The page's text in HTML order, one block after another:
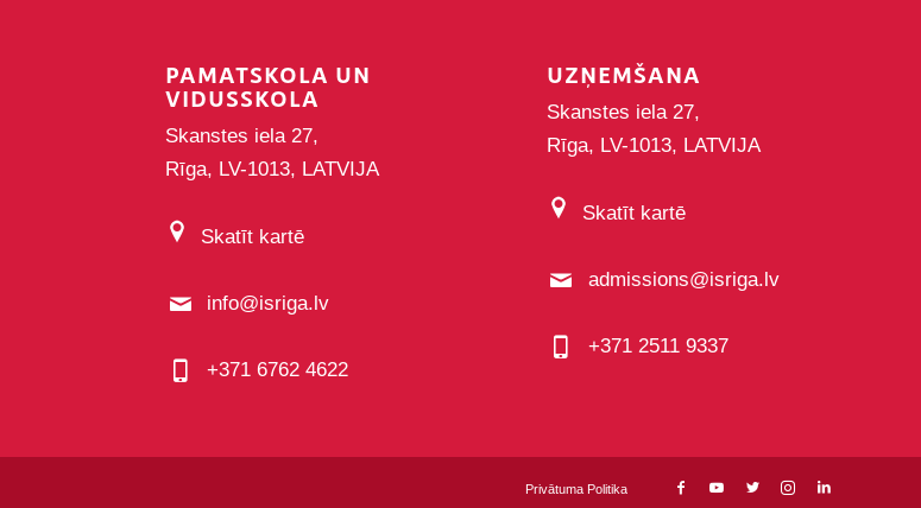
PAMATSKOLA UN
VIDUSSKOLA
Skanstes iela 27,
Rīga, LV-1013, LATVIJA
Skatīt kartē
info@isriga.lv
+371 6762 4622
UZŅEMŠANA
Skanstes iela 27,
Rīga, LV-1013, LATVIJA
Skatīt kartē
admissions@isriga.lv
+371 2511 9337
Privātuma Politika